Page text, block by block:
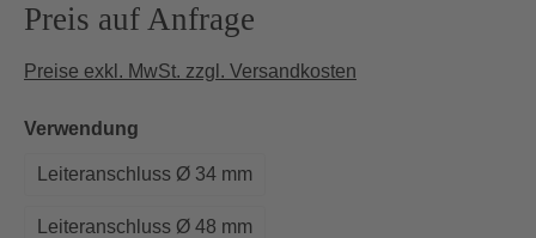
Preis auf Anfrage
Preise exkl. MwSt. zzgl. Versandkosten
Verwendung
Leiteranschluss Ø 34 mm
Leiteranschluss Ø 48 mm